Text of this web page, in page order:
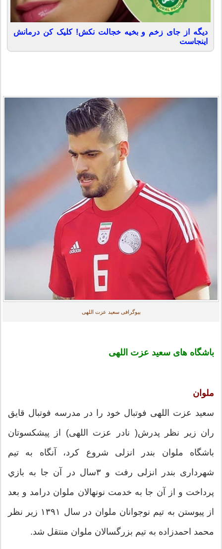
دیگه از جای زخم و بخیه خجالت نکش! کلیک کن درمانش
اینجاست
بیوگرافی سعید عزت اللهی
باشگاه های سعید عزت اللهی
ملوان
سعید عزت اللهی فوتبال خود را در مدرسه فوتبال قایق
ران زیر نظر پدرش( نادر عزت اللهی) از پیشکسوتان
باشگاه ملوان بندر انزلی شروع کرد، آنگاه به تیم
شهرداری بندر انزلی رفت و ۳سال در آن جا به بازي
پرداخت و از آن جا به خدمت نونهالان ملوان درامد و بعد
از پيوستن به تیم نوجوانان ملوان در سال ۱۳۹۱ زیر نظر
محمد احمدزاده به تیم بزرگسالان ملوان منتقل شد.